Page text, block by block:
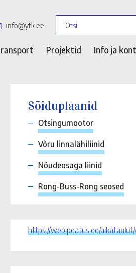
info@ytk.ee
Projektid Info ja
Sõiduplaanid
Otsingumootor
Võru linnalähiliinid
Nõudeosaga liinid
Rong-Buss-Rong seosed
https://web.peatus.ee/